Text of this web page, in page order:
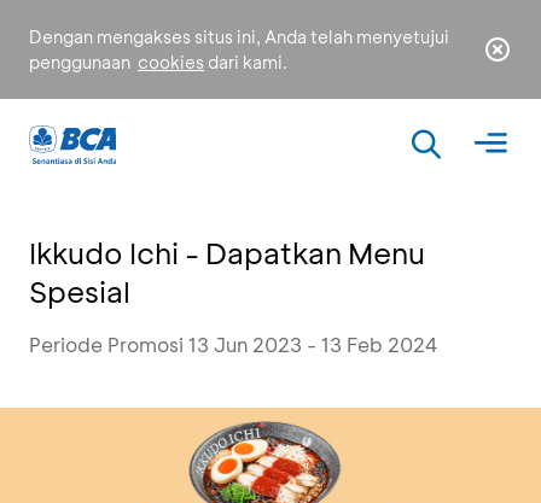
Dengan mengakses situs ini, Anda telah menyetujui
penggunaan cookies dari kami.
Ikkudo Ichi - Dapatkan Menu
Spesial
Periode Promosi 13 Jun 2023 - 13 Feb 2024